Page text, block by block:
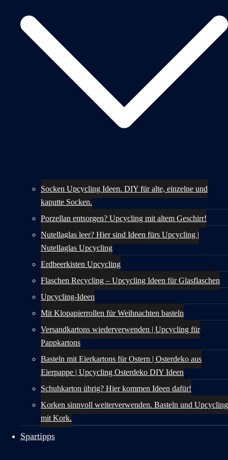
Socken Upcycling Ideen. DIY für alte, einzelne und
kaputte Socken.
Porzellan entsorgen? Upcycling mit altem Geschirr!
Nutellaglas leer? Hier sind Ideen fürs Upcycling |
Nutellaglas Upcycling
Erdbeerkisten Upcycling
Flaschen Recycling – Upcycling Ideen für Glasflaschen
Upcycling-Ideen
Mit Klopapierrollen für Weihnachten basteln
Versandkartons wiederverwenden | Upcycling für
Pappkartons
Basteln mit Eierkartons für Ostern | Osterdeko aus
Eierpappe | Upcycling Osterdeko DIY Ideen
Schuhkarton übrig? Hier kommen Ideen dafür!
Korken sinnvoll weiterverwenden. Basteln und Upcycling
mit Kork.
Spartipps